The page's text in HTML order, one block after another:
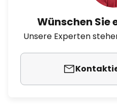
Wünschen Sie
Unsere Experten